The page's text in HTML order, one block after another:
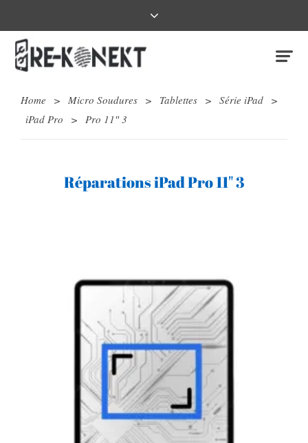
Home > Micro Soudures > Tablettes > Série iPad >
iPad Pro
> Pro 11″ 3
Réparations iPad Pro 11" 3